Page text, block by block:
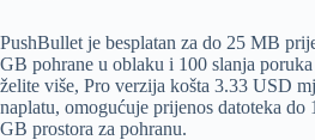
PushBullet je besplatan za do 25 MB
GB pohrane u oblaku i 100 slanja
želite više, Pro verzija košta 3.33 USD
naplatu, omogućuje prijenos datoteka
GB prostora za pohranu.